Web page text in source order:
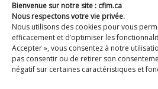
Bienvenue sur notre site : cfim.ca
Nous respectons votre vie privée.
Nous utilisons des cookies pour vous
efficacement et d’optimiser les
Accepter », vous consentez à notre
pas consentir ou de retirer son
négatif sur certaines caractéristiques et
Devenir membre de CFIM
Suivez-